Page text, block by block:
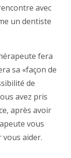
avec
un dentiste
fera
sa «façon de
de
avez pris
après avoir
vous
aider.